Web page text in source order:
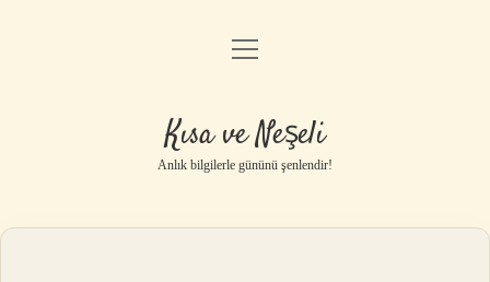
Anasayfa
Yasal Uyarı
menüyü
Kısa ve Neşeli
Anlık bilgilerle gününü şenlendir!